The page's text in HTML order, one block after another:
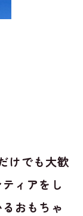
けでも大歓
ィアをし
おもちゃ